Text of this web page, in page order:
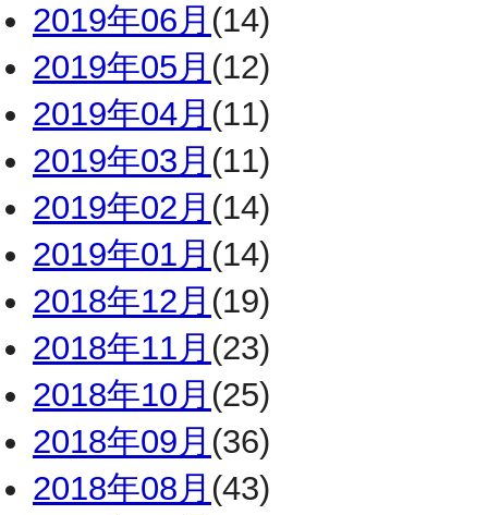
2019年06月 (14)
2019年05月 (12)
2019年04月 (11)
2019年03月 (11)
2019年02月 (14)
2019年01月 (14)
2018年12月 (19)
2018年11月 (23)
2018年10月 (25)
2018年09月 (36)
2018年08月 (43)